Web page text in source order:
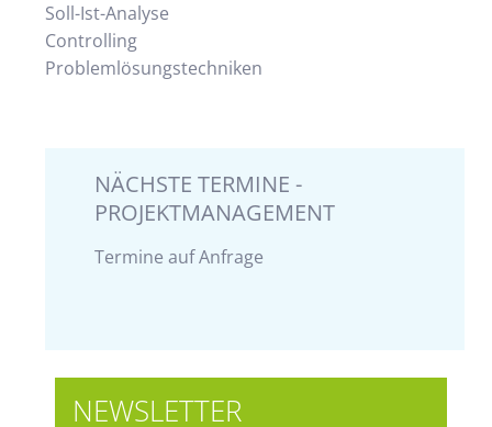
Soll-Ist-Analyse
Controlling
Problemlösungstechniken
NÄCHSTE TERMINE -
PROJEKTMANAGEMENT
Termine auf Anfrage
NEWSLETTER